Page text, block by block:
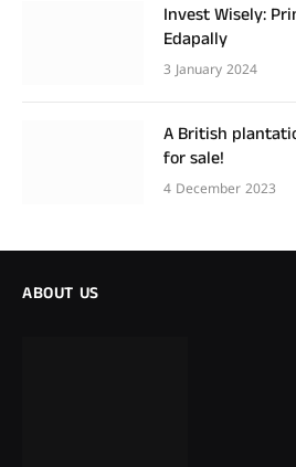
Invest Wisely:
Edapally
3 January 2024
A British
for sale!
4 December 2023
ABOUT US